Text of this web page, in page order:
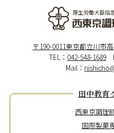
厚生労働大臣指
〒190-0011東京都立川市
TEL： 042-548-1689
Mail：
田中教育
西東京調理
国際製菓